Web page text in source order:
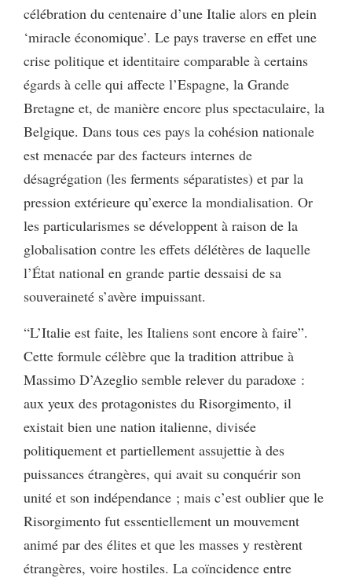
célébration du centenaire d’une Italie alors en plein
‘miracle économique’. Le pays traverse en effet une
crise politique et identitaire comparable à certains
égards à celle qui affecte l’Espagne, la Grande
Bretagne et, de manière encore plus spectaculaire, la
Belgique. Dans tous ces pays la cohésion nationale
est menacée par des facteurs internes de
désagrégation (les ferments séparatistes) et par la
pression extérieure qu’exerce la mondialisation. Or
les particularismes se développent à raison de la
globalisation contre les effets délétères de laquelle
l’État national en grande partie dessaisi de sa
souveraineté s’avère impuissant.
“L’Italie est faite, les Italiens sont encore à faire”.
Cette formule célèbre que la tradition attribue à
Massimo D’Azeglio semble relever du paradoxe :
aux yeux des protagonistes du Risorgimento, il
existait bien une nation italienne, divisée
politiquement et partiellement assujettie à des
puissances étrangères, qui avait su conquérir son
unité et son indépendance ; mais c’est oublier que le
Risorgimento fut essentiellement un mouvement
animé par des élites et que les masses y restèrent
étrangères, voire hostiles. La coïncidence entre